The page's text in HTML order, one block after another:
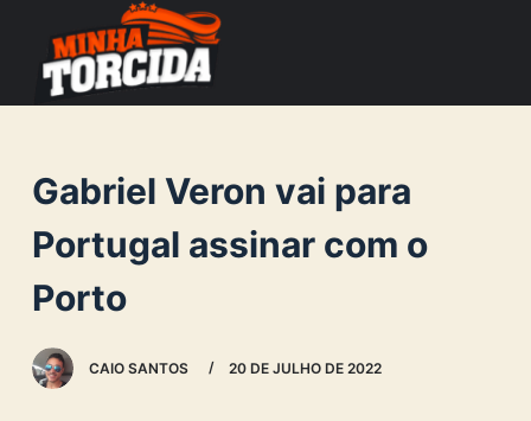
o
c
o
e
Gabriel Veron vai para
Portugal assinar com o
Porto
CAIO SANTOS 20 DE JULHO DE 2022